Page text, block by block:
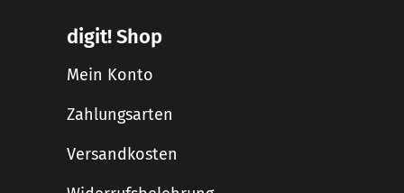
digit! Shop
Mein Konto
Zahlungsarten
Versandkosten